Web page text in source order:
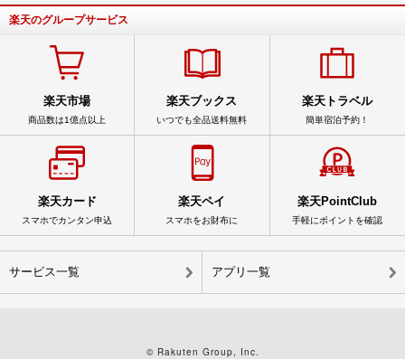
楽天のグループサービス
楽天市場
商品数は1億点以上
楽天ブックス
いつでも全品送料無料
楽天トラベル
簡単宿泊予約！
楽天カード
スマホでカンタン申込
楽天ペイ
スマホをお財布に
楽天PointClub
手軽にポイントを確認
サービス一覧 アプリ一覧
© Rakuten Group, Inc.